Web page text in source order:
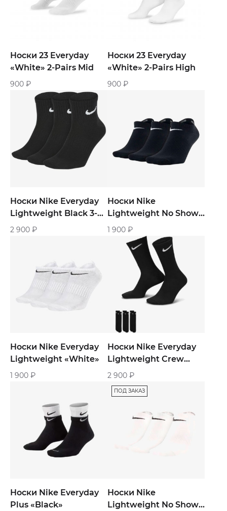
Носки 23 Everyday
«White» 2-Pairs Mid
900 ₽
Носки 23 Everyday
«White» 2-Pairs High
900 ₽
Носки Nike Everyday
Lightweight Black 3-
Pairs
2 900 ₽
Носки Nike
Lightweight No Show
«Black»
1 900 ₽
Носки Nike Everyday
Lightweight «White»
1 900 ₽
Носки Nike Everyday
Lightweight Crew
Socks Black 3-Pairs
2 900 ₽
Носки Nike Everyday
Plus «Black»
ПОД ЗАКАЗ
Носки Nike
Lightweight No Show